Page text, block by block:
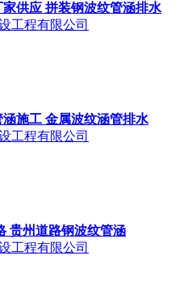
供应 拼装钢波纹管涵排水
工程有限公司
施工 金属波纹涵管排水
工程有限公司
贵州道路钢波纹管涵
工程有限公司